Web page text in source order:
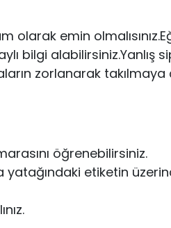
olarak emin
bilgi alabilirsiniz.Yanlış
zorlanarak takılmaya
öğrenebilirsiniz.
yatağındaki etiketin